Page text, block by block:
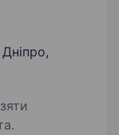
Дніпро,